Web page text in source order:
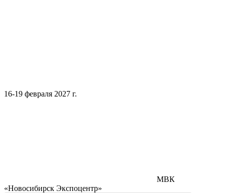
16-19 февраля 2027 г.
МВК
«Новосибирск Экспоцентр»